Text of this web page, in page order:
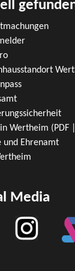
in Wertheim (PDF
und Ehrenamt
Media